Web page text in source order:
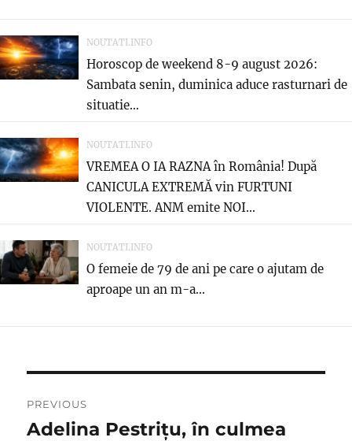
NOUTATI.INFO
Horoscop de weekend 8-9 august 2026:
Sambata senin, duminica aduce rasturnari de
situatie…
NOUTATI.INFO
VREMEA O IA RAZNA în România! După
CANICULA EXTREMĂ vin FURTUNI
VIOLENTE. ANM emite NOI...
NOUTATI.INFO
O femeie de 79 de ani pe care o ajutam de
aproape un an m-a...
în
PREVIOUS
Previous
Adelina Pestriţu, în culmea